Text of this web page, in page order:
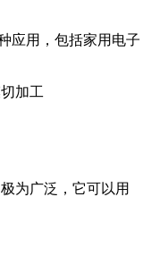
应用，包括家用电子
为广泛，它可以用